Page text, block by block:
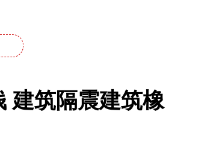
建筑隔震建筑橡